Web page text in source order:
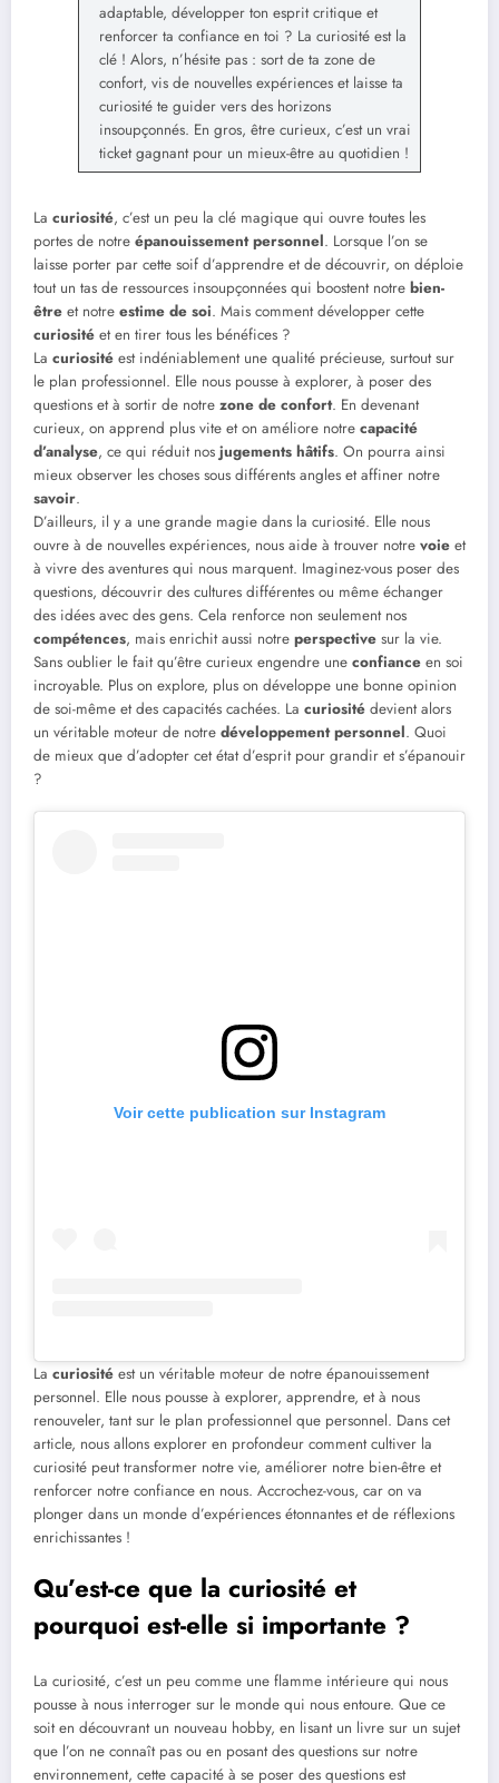
adaptable, développer ton esprit critique et
renforcer ta confiance en toi ? La curiosité est la
clé ! Alors, n’hésite pas : sort de ta zone de
confort, vis de nouvelles expériences et laisse ta
curiosité te guider vers des horizons
insoupçonnés. En gros, être curieux, c’est un vrai
ticket gagnant pour un mieux-être au quotidien !
La curiosité, c’est un peu la clé magique qui ouvre toutes les
portes de notre épanouissement personnel. Lorsque l’on se
laisse porter par cette soif d’apprendre et de découvrir, on déploie
tout un tas de ressources insoupçonnées qui boostent notre bien-
être et notre estime de soi. Mais comment développer cette
curiosité et en tirer tous les bénéfices ?
La curiosité est indéniablement une qualité précieuse, surtout sur
le plan professionnel. Elle nous pousse à explorer, à poser des
questions et à sortir de notre zone de confort. En devenant
curieux, on apprend plus vite et on améliore notre capacité
d’analyse, ce qui réduit nos jugements hâtifs. On pourra ainsi
mieux observer les choses sous différents angles et affiner notre
savoir.
D’ailleurs, il y a une grande magie dans la curiosité. Elle nous
ouvre à de nouvelles expériences, nous aide à trouver notre voie et
à vivre des aventures qui nous marquent. Imaginez-vous poser des
questions, découvrir des cultures différentes ou même échanger
des idées avec des gens. Cela renforce non seulement nos
compétences, mais enrichit aussi notre perspective sur la vie.
Sans oublier le fait qu’être curieux engendre une confiance en soi
incroyable. Plus on explore, plus on développe une bonne opinion
de soi-même et des capacités cachées. La curiosité devient alors
un véritable moteur de notre développement personnel. Quoi
de mieux que d’adopter cet état d’esprit pour grandir et s’épanouir
?
Voir cette publication sur Instagram
La curiosité est un véritable moteur de notre épanouissement
personnel. Elle nous pousse à explorer, apprendre, et à nous
renouveler, tant sur le plan professionnel que personnel. Dans cet
article, nous allons explorer en profondeur comment cultiver la
curiosité peut transformer notre vie, améliorer notre bien-être et
renforcer notre confiance en nous. Accrochez-vous, car on va
plonger dans un monde d’expériences étonnantes et de réflexions
enrichissantes !
Qu’est-ce que la curiosité et
pourquoi est-elle si importante ?
La curiosité, c’est un peu comme une flamme intérieure qui nous
pousse à nous interroger sur le monde qui nous entoure. Que ce
soit en découvrant un nouveau hobby, en lisant un livre sur un sujet
que l’on ne connaît pas ou en posant des questions sur notre
environnement, cette capacité à se poser des questions est